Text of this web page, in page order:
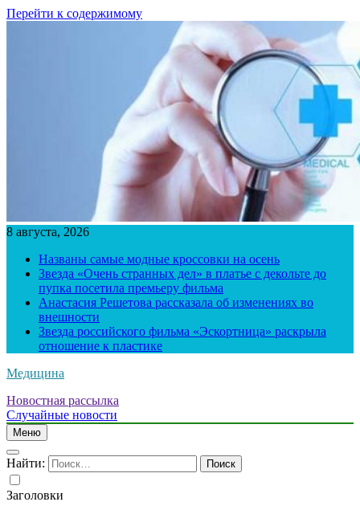
Перейти к содержимому
8 августа, 2026
Названы самые модные кроссовки на осень
Звезда «Очень странных дел» в платье с декольте до
пупка посетила премьеру фильма
Анастасия Решетова рассказала об изменениях во
внешности
Звезда российского фильма «Эскортница» раскрыла
отношение к пластике
Медицина
Новостная рассылка
Случайные новости
Меню
Найти:
Заголовки